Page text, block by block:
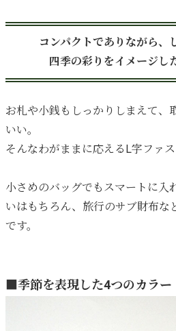
コンパクトでありながら、
四季の彩りをイメージし
お札や小銭もしっかりしまえて、
いい。
そんなわがままに応えるL字ファス
小さめのバッグでもスマートに入
いはもちろん、旅行のサブ財布な
です。
■季節を表現した4つのカラー